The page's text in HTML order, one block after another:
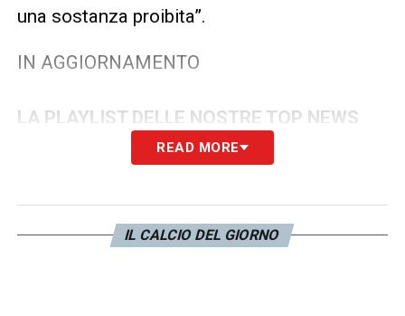
una sostanza proibita”.
IN AGGIORNAMENTO
LA PLAYLIST DELLE NOSTRE TOP NEWS
READ MORE
IL CALCIO DEL GIORNO